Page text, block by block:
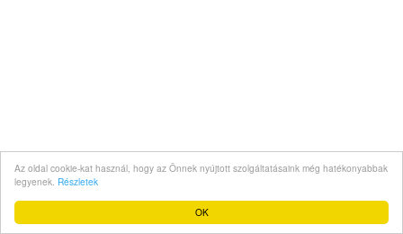
OK
Az oldal cookie-kat használ, hogy az Önnek nyújtott szolgáltatásaink még hatékonyabbak
legyenek. Részletek